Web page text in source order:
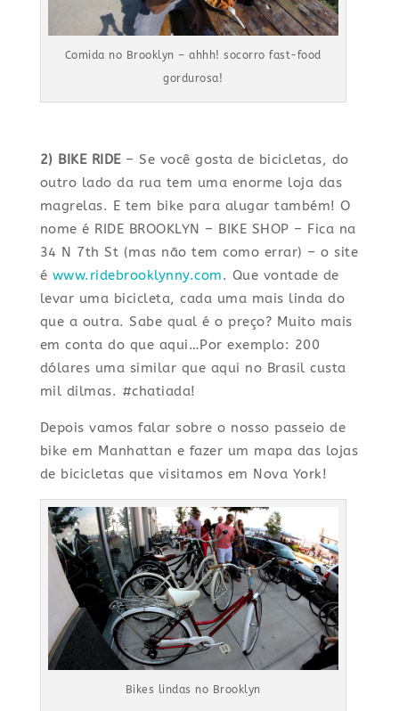
Comida no Brooklyn – ahhh! socorro fast-food
gordurosa!
2) BIKE RIDE – Se você gosta de bicicletas, do
outro lado da rua tem uma enorme loja das
magrelas. E tem bike para alugar também! O
nome é RIDE BROOKLYN – BIKE SHOP – Fica na
34 N 7th St (mas não tem como errar) – o site
é www.ridebrooklynny.com. Que vontade de
levar uma bicicleta, cada uma mais linda do
que a outra. Sabe qual é o preço? Muito mais
em conta do que aqui…Por exemplo: 200
dólares uma similar que aqui no Brasil custa
mil dilmas. #chatiada!
Depois vamos falar sobre o nosso passeio de
bike em Manhattan e fazer um mapa das lojas
de bicicletas que visitamos em Nova York!
Bikes lindas no Brooklyn